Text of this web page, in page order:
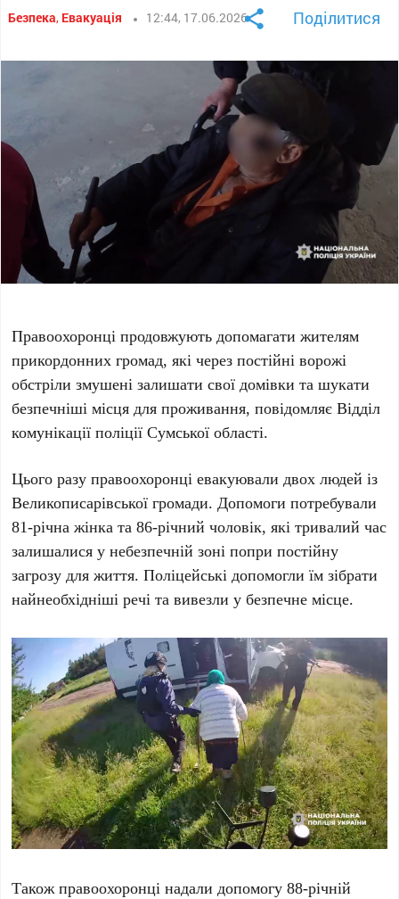
Безпека, Евакуація 12:44, 17.06.2026 Поділитися
Правоохоронці продовжують допомагати жителям
прикордонних громад, які через постійні ворожі
обстріли змушені залишати свої домівки та шукати
безпечніші місця для проживання, повідомляє Відділ
комунікації поліції Сумської області.
Цього разу правоохоронці евакуювали двох людей із
Великописарівської громади. Допомоги потребували
81-річна жінка та 86-річний чоловік, які тривалий час
залишалися у небезпечній зоні попри постійну
загрозу для життя. Поліцейські допомогли їм зібрати
найнеобхідніші речі та вивезли у безпечне місце.
Також правоохоронці надали допомогу 88-річній